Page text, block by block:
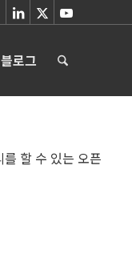
블로그
할 수 있는 오픈